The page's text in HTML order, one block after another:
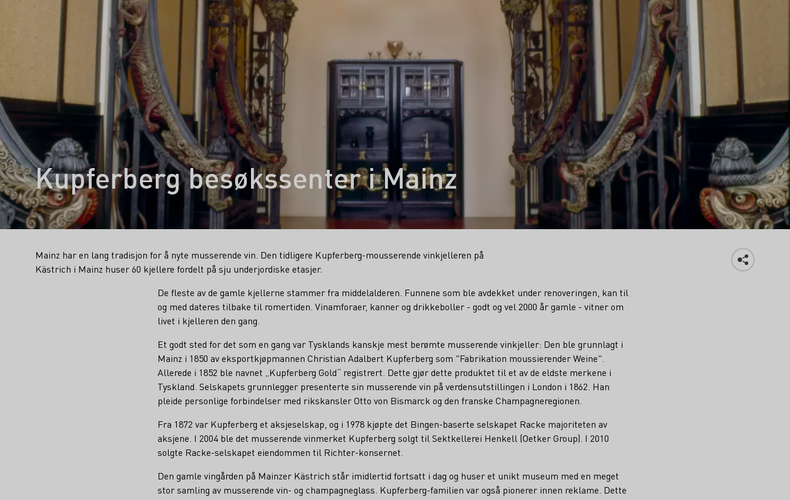
Kupferberg besøkssenter i Mainz
Mainz har en lang tradisjon for å nyte musserende vin. Den tidligere Kupferberg-mousserende vinkjelleren på
Kästrich i Mainz huser 60 kjellere fordelt på sju underjordiske etasjer.
De fleste av de gamle kjellerne stammer fra middelalderen. Funnene som ble avdekket under renoveringen, kan til
og med dateres tilbake til romertiden. Vinamforaer, kanner og drikkeboller - godt og vel 2000 år gamle - vitner om
livet i kjelleren den gang.
Et godt sted for det som en gang var Tysklands kanskje mest berømte musserende vinkjeller: Den ble grunnlagt i
Mainz i 1850 av eksportkjøpmannen Christian Adalbert Kupferberg som "Fabrikation moussierender Weine".
Allerede i 1852 ble navnet „Kupferberg Gold“ registrert. Dette gjør dette produktet til et av de eldste merkene i
Tyskland. Selskapets grunnlegger presenterte sin musserende vin på verdensutstillingen i London i 1862. Han
pleide personlige forbindelser med rikskansler Otto von Bismarck og den franske Champagneregionen.
Fra 1872 var Kupferberg et aksjeselskap, og i 1978 kjøpte det Bingen-baserte selskapet Racke majoriteten av
aksjene. I 2004 ble det musserende vinmerket Kupferberg solgt til Sektkellerei Henkell (Oetker Group). I 2010
solgte Racke-selskapet eiendommen til Richter-konsernet.
Den gamle vingården på Mainzer Kästrich står imidlertid fortsatt i dag og huser et unikt museum med en meget
stor samling av musserende vin- og champagneglass. Kupferberg-familien var også pionerer innen reklame. Dette